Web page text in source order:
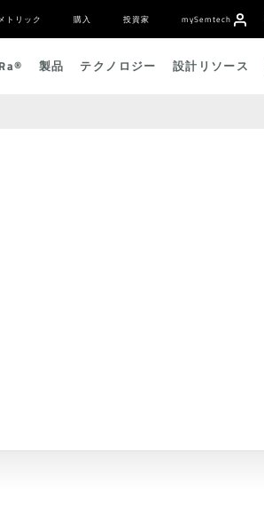
トリック 購入 投資家 mySemtech
Ra® 製品 テクノロジー 設計リソース